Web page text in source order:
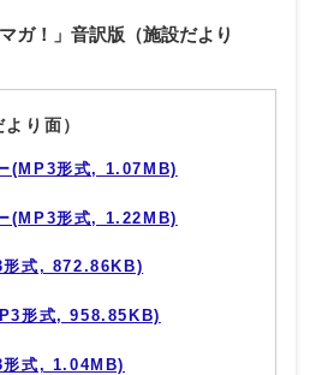
ガ！」音訳版（施設だより
り面）
(MP3形式, 1.07MB)
(MP3形式, 1.22MB)
形式, 872.86KB)
形式, 958.85KB)
形式, 1.04MB)